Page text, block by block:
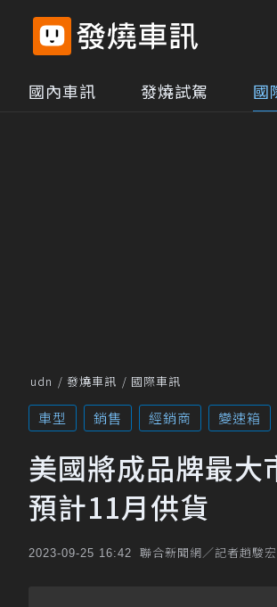
國內車訊 發燒試駕 國
udn 發燒車訊 國際車訊
車型 銷售 經銷商 變速箱
美國將成品牌最
預計11月供貨
2023-09-25 16:42 聯合新聞網／記者趙駿